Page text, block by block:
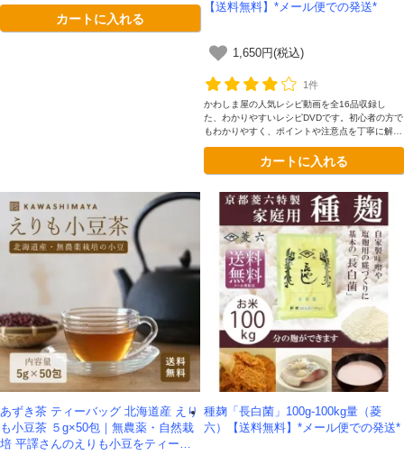
カートに入れる
【送料無料】*メール便での発送*
1,650円(税込)
1件
かわしま屋の人気レシピ動画を全16品収録し
た、わかりやすいレシピDVDです。初心者の方で
もわかりやすく、ポイントや注意点を丁寧に解説
カートに入れる
あずき茶 ティーバッグ 北海道産 えり
も小豆茶 ５g×50包｜無農薬・自然栽
培 平譯さんのえりも小豆をティーバ
種麹「長白菌」100g-100kg量（菱
六）【送料無料】*メール便での発送*